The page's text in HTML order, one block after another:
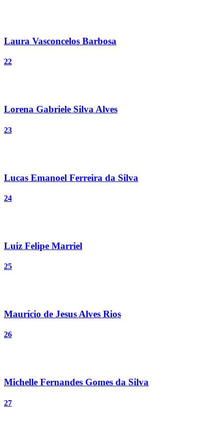
Laura Vasconcelos Barbosa
22
Lorena Gabriele Silva Alves
23
Lucas Emanoel Ferreira da Silva
24
Luiz Felipe Marriel
25
Maurício de Jesus Alves Rios
26
Michelle Fernandes Gomes da Silva
27